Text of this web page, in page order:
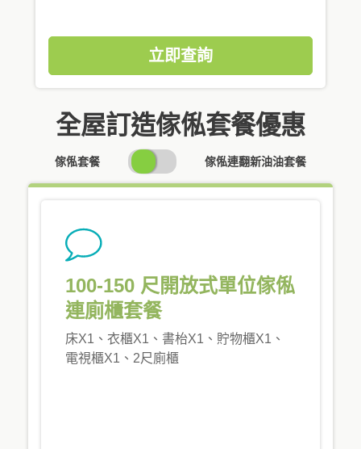
立即查詢
全屋訂造傢俬套餐優惠
傢俬套餐
SWITCH
PRICING
傢俬連翻新油油套餐
100-150 尺開放式單位傢俬
連廁櫃套餐
床X1、衣櫃X1、書枱X1、貯物櫃X1、
電視櫃X1、2尺廁櫃